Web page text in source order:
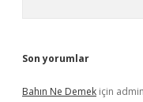
Son yorumlar
Bahın Ne Demek için admin